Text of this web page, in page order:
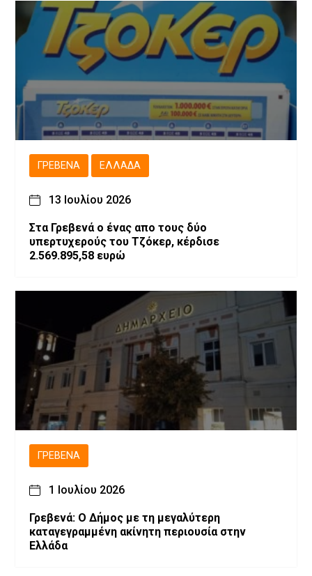
ΓΡΕΒΕΝΆ ΕΛΛΆΔΑ
13 Ιουλίου 2026
Στα Γρεβενά ο ένας απο τους δύο
υπερτυχερούς του Τζόκερ, κέρδισε
2.569.895,58 ευρώ
ΓΡΕΒΕΝΆ
1 Ιουλίου 2026
Γρεβενά: Ο Δήμος με τη μεγαλύτερη
καταγεγραμμένη ακίνητη περιουσία στην
Ελλάδα